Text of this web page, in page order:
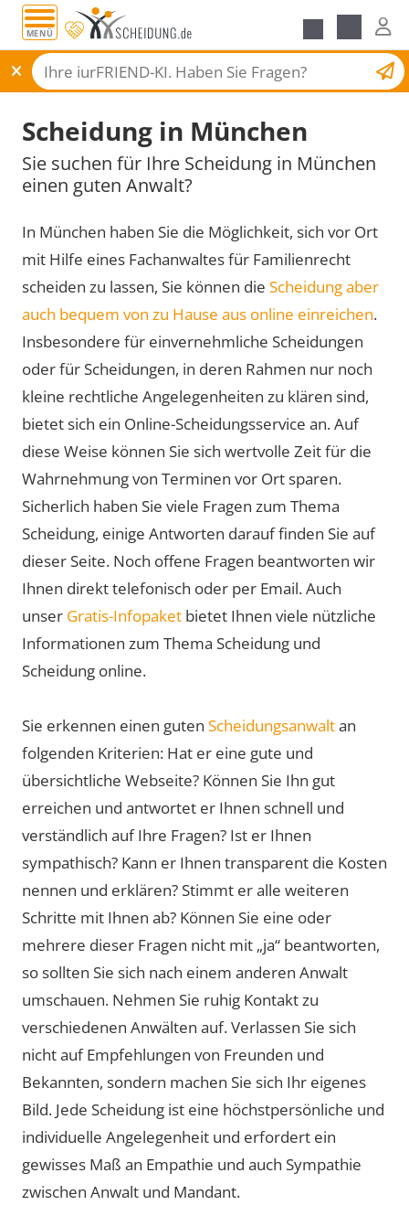
MENÜ
Scheidungsantrag
Scheidung in München
Sie suchen für Ihre Scheidung in München
einen guten Anwalt?
In München haben Sie die Möglichkeit, sich vor Ort
mit Hilfe eines Fachanwaltes für Familienrecht
scheiden zu lassen, Sie können die Scheidung aber
auch bequem von zu Hause aus online einreichen.
Insbesondere für einvernehmliche Scheidungen
oder für Scheidungen, in deren Rahmen nur noch
kleine rechtliche Angelegenheiten zu klären sind,
bietet sich ein Online-Scheidungsservice an. Auf
diese Weise können Sie sich wertvolle Zeit für die
Wahrnehmung von Terminen vor Ort sparen.
Sicherlich haben Sie viele Fragen zum Thema
Scheidung, einige Antworten darauf finden Sie auf
dieser Seite. Noch offene Fragen beantworten wir
Ihnen direkt telefonisch oder per Email. Auch
unser Gratis-Infopaket bietet Ihnen viele nützliche
Informationen zum Thema Scheidung und
Scheidung online.
Sie erkennen einen guten Scheidungsanwaltan
folgenden Kriterien: Hat er eine gute und
übersichtliche Webseite? Können Sie Ihn gut
erreichen und antwortet er Ihnen schnell und
verständlich auf Ihre Fragen? Ist er Ihnen
sympathisch? Kann er Ihnen transparent die Kosten
nennen und erklären? Stimmt er alle weiteren
Schritte mit Ihnen ab? Können Sie eine oder
mehrere dieser Fragen nicht mit „ja“ beantworten,
so sollten Sie sich nach einem anderen Anwalt
umschauen. Nehmen Sie ruhig Kontakt zu
verschiedenen Anwälten auf. Verlassen Sie sich
nicht auf Empfehlungen von Freunden und
Bekannten, sondern machen Sie sich Ihr eigenes
Bild. Jede Scheidung ist eine höchstpersönliche und
individuelle Angelegenheit und erfordert ein
gewisses Maß an Empathie und auch Sympathie
zwischen Anwalt und Mandant.